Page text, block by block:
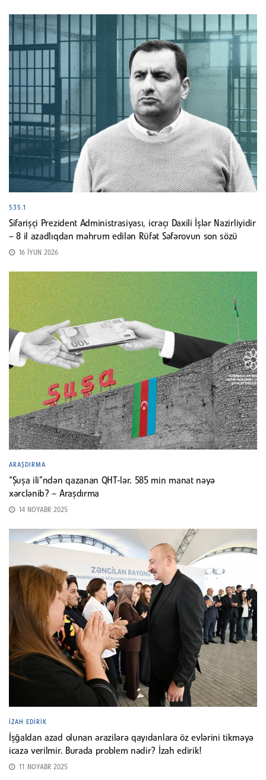
535.1
Sifarişçi Prezident Administrasiyası, icraçı Daxili İşlər Nazirliyidir
– 8 il azadlıqdan məhrum edilən Rüfət Səfərovun son sözü
16 İYUN 2026
ARAŞDIRMA
“Şuşa ili”ndən qazanan QHT-lər. 585 min manat nəyə
xərclənib? – Araşdırma
14 NOYABR 2025
İZAH EDIRIK
İşğaldan azad olunan ərazilərə qayıdanlara öz evlərini tikməyə
icazə verilmir. Burada problem nədir? İzah edirik!
11 NOYABR 2025